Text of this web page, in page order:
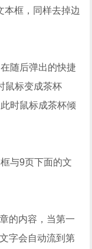
框，同样去掉边
随后弹出的快捷
鼠标变成茶杯
时鼠标成茶杯倾
与9页下面的文
内容，当第一
字会自动流到第